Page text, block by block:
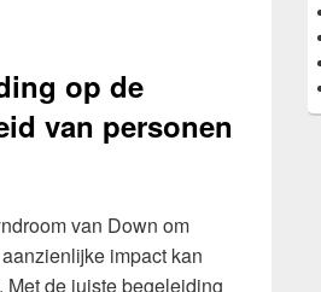
op de
van personen
van Down om
impact kan
de juiste begeleiding